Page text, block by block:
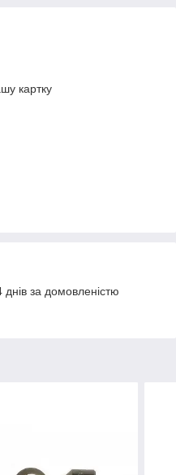
картку
за домовленістю